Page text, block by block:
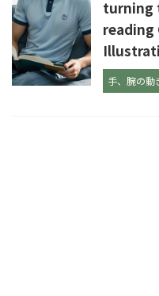
turning
reading
手、腕の動